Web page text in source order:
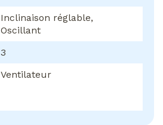
Inclinaison réglable,
Oscillant
3
Ventilateur